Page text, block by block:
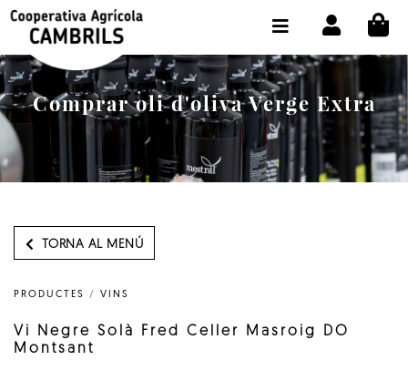
Comprar oli d'oliva Verge Extra
TORNA AL MENÚ
PRODUCTES / VINS
Vi Negre Solà Fred Celler Masroig DO
Montsant
BOTIGA COMPRA ONLINE
LA COOPERATIVA
OLEOTOUR
PRODUCTES
EL NOSTRE OLI
SELECCIONAR IDIOMA: CAT